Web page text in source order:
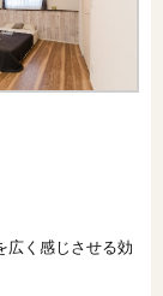
広く感じさせる効